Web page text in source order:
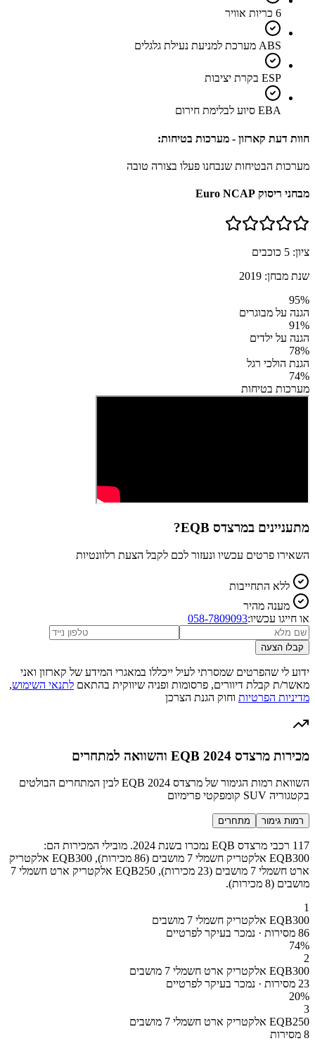
6 כריות אוויר
ABS מערכת למניעת נעילת גלגלים
ESP בקרת יציבות
EBA סיוע לבלימת חירום
חוות דעת קארזון - מערכות בטיחות:
מערכות הבטיחות שנבחנו פעלו בצורה טובה
מבחני ריסוק Euro NCAP
ציון: 5 כוכבים
שנת מבחן: 2019
95%
הגנה על מבוגרים
91%
הגנה על ילדים
78%
הגנת הולכי רגל
74%
מערכות בטיחות
מתעניינים במרצדס EQB ?
השאירו פרטים עכשיו ונעזור לכם לקבל הצעת רלוונטיות
ללא התחייבות
מענה מהיר
או חייגו עכשיו:058-7809093
קבלו הצעה
ידוע לי שהפרטים שמסרתי לעיל ייכללו במאגרי המידע של קארזון ואני
מאשר/ת קבלת דיוורים, פרסומות ופניה שיווקית בהתאם לתנאי השימוש,
מדיניות הפרטיות וחוק הגנת הצרכן
מכירות מרצדס EQB 2024 והשוואה למתחרים
השוואת רמות הגימור של מרצדס EQB 2024 לבין המתחרים הבולטים
בקטגוריה SUV קומפקטי פרימיום
רמות גימור מתחרים
117 רכבי מרצדס EQB נמכרו בשנת 2024. מובילי המכירות הם:
EQB300 אלקטריק חשמלי 7 מושבים (86 מכירות), EQB300 אלקטריק
ארט חשמלי 7 מושבים (23 מכירות), EQB250 אלקטריק ארט חשמלי 7
מושבים (8 מכירות).
1
EQB300 אלקטריק חשמלי 7 מושבים
86 מסירות · נמכר בעיקר לפרטיים
74%
2
EQB300 אלקטריק ארט חשמלי 7 מושבים
23 מסירות · נמכר בעיקר לפרטיים
20%
3
EQB250 אלקטריק ארט חשמלי 7 מושבים
8 מסירות